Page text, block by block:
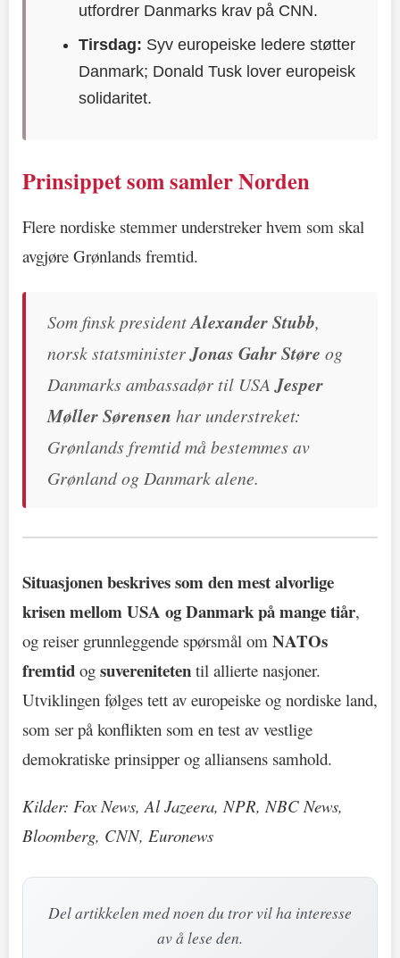
utfordrer Danmarks krav på CNN.
Tirsdag: Syv europeiske ledere støtter
Danmark; Donald Tusk lover europeisk
solidaritet.
Prinsippet som samler Norden
Flere nordiske stemmer understreker hvem som skal
avgjøre Grønlands fremtid.
Som finsk presidentAlexander Stubb,
norsk statsministerJonas Gahr Støre og
Danmarks ambassadør til USAJesper
Møller Sørensen har understreket:
Grønlands fremtid må bestemmes av
Grønland og Danmark alene.
Situasjonen beskrives som den mest alvorlige
krisen mellom USA og Danmark på mange tiår,
og reiser grunnleggende spørsmål om NATOs
fremtid og suvereniteten til allierte nasjoner.
Utviklingen følges tett av europeiske og nordiske land,
som ser på konflikten som en test av vestlige
demokratiske prinsipper og alliansens samhold.
Kilder: Fox News, Al Jazeera, NPR, NBC News,
Bloomberg, CNN, Euronews
Del artikkelen med noen du tror vil ha interesse
av å lese den.